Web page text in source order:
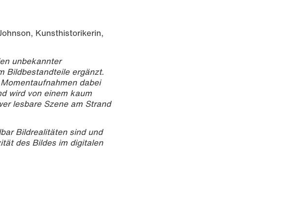
Kunsthistorikerin,
unbekannter
Bildbestandteile ergänzt.
dabei
wird von einem kaum
lesbare Szene am Strand
Bildrealitäten sind und
des Bildes im digitalen